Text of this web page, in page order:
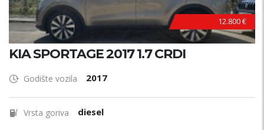
12.800 €
KIA SPORTAGE 2017 1.7 CRDI
Godište vozila 2017
Vrsta goriva diesel